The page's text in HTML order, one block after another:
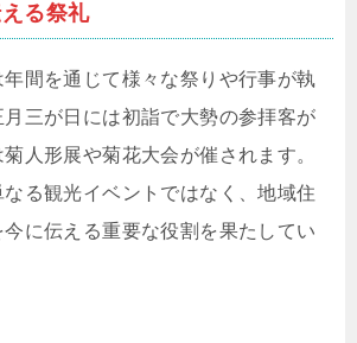
る祭礼
間を通じて様々な祭りや行事が執
月三が日には初詣で大勢の参拝客が
人形展や菊花大会が催されます。
る観光イベントではなく、地域住
に伝える重要な役割を果たしてい